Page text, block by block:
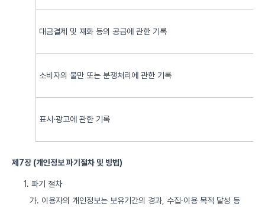
대금결제 및 재화 등의 공급에 관한 기록
소비자의 불만 또는 분쟁처리에 관한 기록
표시·광고에 관한 기록
제7장 (개인정보 파기절차 및 방법)
1. 파기 절차
가. 이용자의 개인정보는 보유기간의 경과, 수집·이용 목적 달성 등